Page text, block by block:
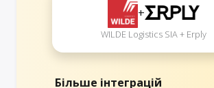
+
WILDE Logistics SIA + Erply
Більше інтеграцій